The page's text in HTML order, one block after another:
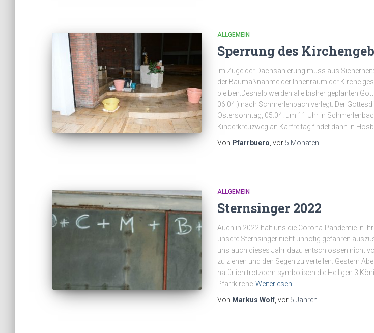
ALLGEMEIN
Sperrung des
Im Zuge der Dachsanierung muss aus
der Baumaßnahme der Innenraum der Kirche
bleiben.Deshalb werden alle bisher geplanten
06.04.) nach Schmerlenbach verlegt. Der
Ostersonntag, 05.04. um 11 Uhr in
Kinderkreuzweg an Karfreitag findet dann in
Von Pfarrbuero , vor 5 Monaten
ALLGEMEIN
Sternsinger 2022
Auch in 2022 hält uns die Corona-Pandemie in
unsere Sternsinger nicht unnötig gefahren
uns auch dieses Jahr dazu entschlossen nicht
zu ziehen und den Segen zu verteilen. Gestern
natürlich trotzdem symbolisch die Heiligen 3
Pfarrkirche Weiterlesen
Von Markus Wolf , vor 5 Jahren